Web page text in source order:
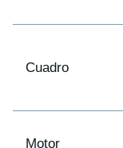
Cuadro
Motor